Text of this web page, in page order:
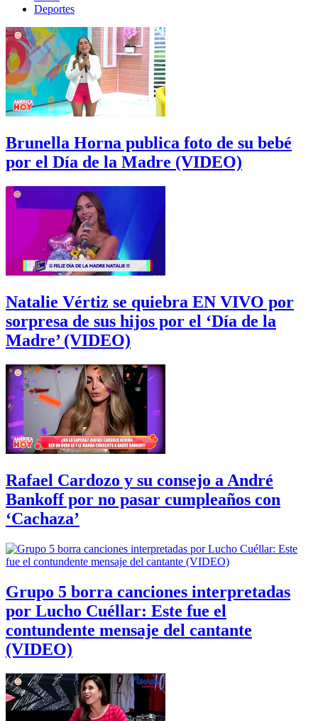
Deportes
Brunella Horna publica foto de su bebé
por el Día de la Madre (VIDEO)
Natalie Vértiz se quiebra EN VIVO por
sorpresa de sus hijos por el ‘Día de la
Madre’ (VIDEO)
Rafael Cardozo y su consejo a André
Bankoff por no pasar cumpleaños con
‘Cachaza’
Grupo 5 borra canciones interpretadas
por Lucho Cuéllar: Este fue el
contundente mensaje del cantante
(VIDEO)